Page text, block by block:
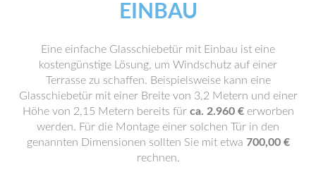
EINBAU
Eine einfache Glasschiebetür mit Einbau ist eine
kostengünstige Lösung, um Windschutz auf einer
Terrasse zu schaffen. Beispielsweise kann eine
Glasschiebetür mit einer Breite von 3,2 Metern und einer
Höhe von 2,15 Metern bereits für ca. 2.960 €erworben
werden. Für die Montage einer solchen Tür in den
genannten Dimensionen sollten Sie mit etwa 700,00 €
rechnen.